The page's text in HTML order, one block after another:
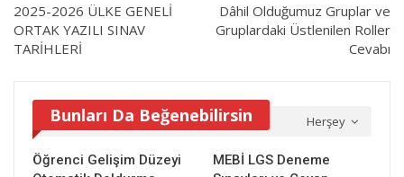
2025-2026 ÜLKE GENELİ
ORTAK YAZILI SINAV
TARİHLERİ
Dâhil Olduğumuz Gruplar ve
Gruplardaki Üstlenilen Roller
Cevabı
Herşey
Bunları Da Beğenebilirsin
Öğrenci Gelişim Düzeyi
MEBİ LGS Deneme